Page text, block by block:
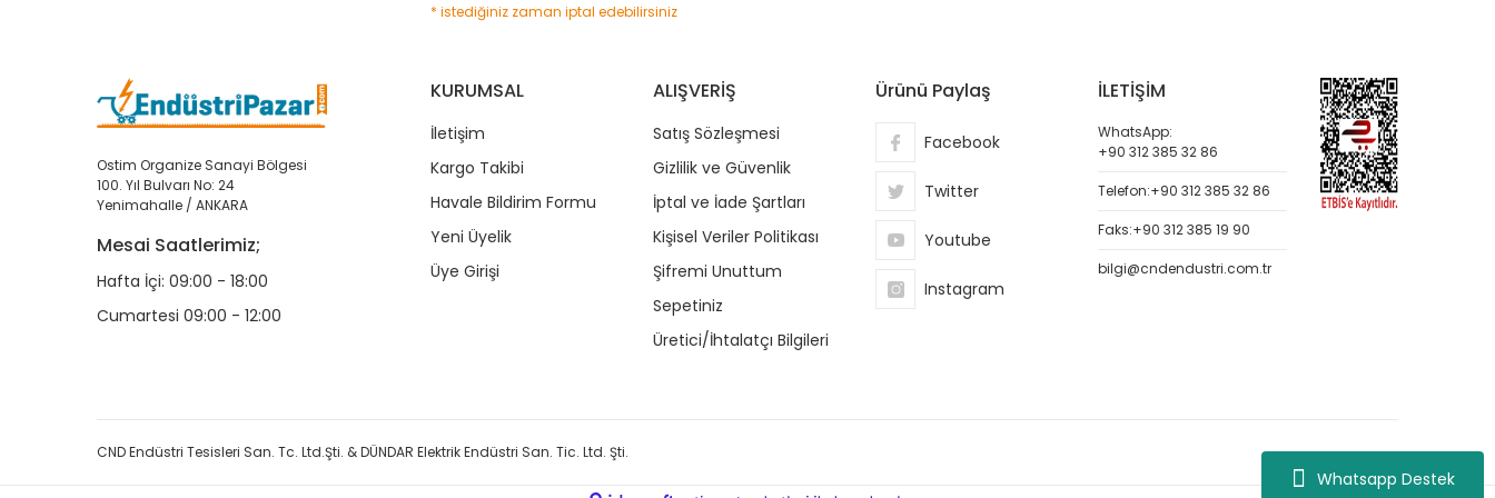
Whatsapp Destek
* istediğiniz zaman iptal edebilirsiniz
Ostim Organize Sanayi Bölgesi
100. Yıl Bulvarı No: 24
Yenimahalle / ANKARA
Mesai Saatlerimiz;
Hafta İçi: 09:00 - 18:00
Cumartesi 09:00 - 12:00
KURUMSAL
İletişim
Kargo Takibi
Havale Bildirim Formu
Yeni Üyelik
Üye Girişi
ALIŞVERİŞ
Satış Sözleşmesi
Gizlilik ve Güvenlik
İptal ve İade Şartları
Kişisel Veriler Politikası
Şifremi Unuttum
Sepetiniz
Üretici/İhtalatçı Bilgileri
Ürünü Paylaş
Facebook
Twitter
Youtube
Instagram
İLETİŞİM
WhatsApp:
+90 312 385 32 86
Telefon:+90 312 385 32 86
Faks:+90 312 385 19 90
bilgi@cndendustri.com.tr
CND Endüstri Tesisleri San. Tc. Ltd.Şti. & DÜNDAR Elektrik Endüstri San. Tic. Ltd. Şti.